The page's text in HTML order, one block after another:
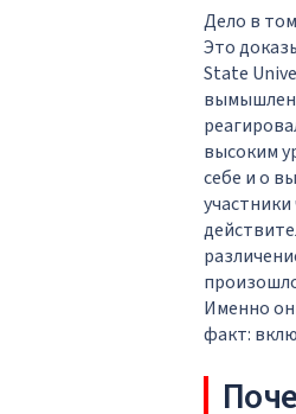
Дело в
Это
State
высоким
себе и о
Именно
факт: